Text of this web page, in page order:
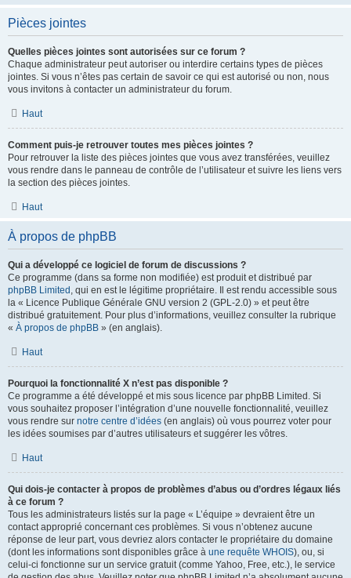
Pièces jointes
Quelles pièces jointes sont autorisées sur ce forum ?
Chaque administrateur peut autoriser ou interdire certains types de pièces
jointes. Si vous n’êtes pas certain de savoir ce qui est autorisé ou non, nous
vous invitons à contacter un administrateur du forum.
Haut
Comment puis-je retrouver toutes mes pièces jointes ?
Pour retrouver la liste des pièces jointes que vous avez transférées, veuillez
vous rendre dans le panneau de contrôle de l’utilisateur et suivre les liens vers
la section des pièces jointes.
Haut
À propos de phpBB
Qui a développé ce logiciel de forum de discussions ?
Ce programme (dans sa forme non modifiée) est produit et distribué par
phpBB Limited , qui en est le légitime propriétaire. Il est rendu accessible sous
la « Licence Publique Générale GNU version 2 (GPL-2.0) » et peut être
distribué gratuitement. Pour plus d’informations, veuillez consulter la rubrique
« À propos de phpBB » (en anglais).
Haut
Pourquoi la fonctionnalité X n’est pas disponible ?
Ce programme a été développé et mis sous licence par phpBB Limited. Si
vous souhaitez proposer l’intégration d’une nouvelle fonctionnalité, veuillez
vous rendre sur notre centre d’idées (en anglais) où vous pourrez voter pour
les idées soumises par d’autres utilisateurs et suggérer les vôtres.
Haut
Qui dois-je contacter à propos de problèmes d’abus ou d’ordres légaux liés
à ce forum ?
Tous les administrateurs listés sur la page « L’équipe » devraient être un
contact approprié concernant ces problèmes. Si vous n’obtenez aucune
réponse de leur part, vous devriez alors contacter le propriétaire du domaine
(dont les informations sont disponibles grâce à une requête WHOIS), ou, si
celui-ci fonctionne sur un service gratuit (comme Yahoo, Free, etc.), le service